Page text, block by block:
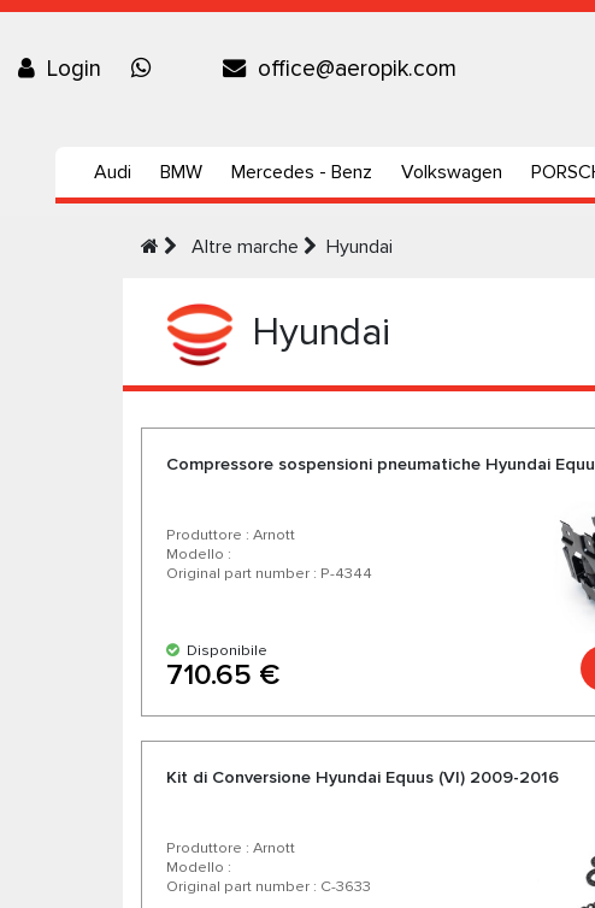
Login office@aeropik.com
Audi BMW Mercedes - Benz Volkswagen
Altre marche Hyundai
Hyundai
Compressore sospensioni pneumatiche Hyundai
Produttore : Arnott
Modello :
Original part number : P-4344
Disponibile
710.65 €
Kit di Conversione Hyundai Equus (VI) 2009-2016
Produttore : Arnott
Modello :
Original part number : C-3633